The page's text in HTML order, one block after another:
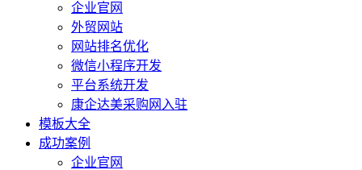
企业官网
外贸网站
网站排名优化
微信小程序开发
平台系统开发
康企达美采购网入驻
模板大全
成功案例
企业官网